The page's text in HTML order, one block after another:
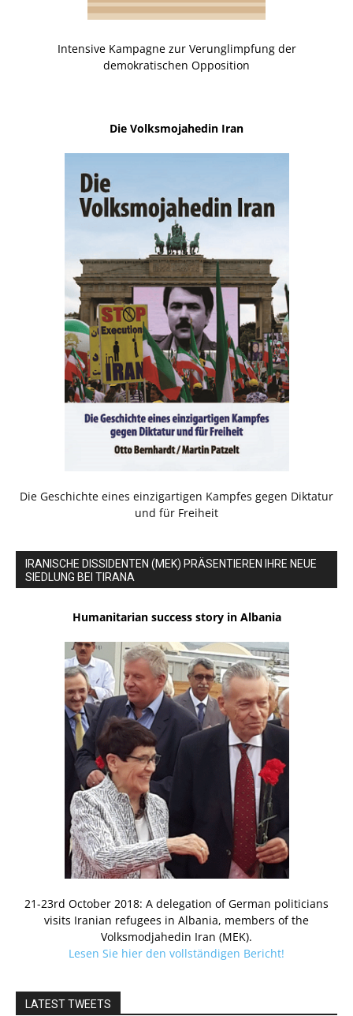
Intensive Kampagne zur Verunglimpfung der
demokratischen Opposition
Die Volksmojahedin Iran
Die Geschichte eines einzigartigen Kampfes gegen Diktatur
und für Freiheit
IRANISCHE DISSIDENTEN (MEK) PRÄSENTIEREN IHRE NEUE
SIEDLUNG BEI TIRANA
Humanitarian success story in Albania
21-23rd October 2018: A delegation of German politicians
visits Iranian refugees in Albania, members of the
Volksmodjahedin Iran (MEK).
Lesen Sie hier den vollständigen Bericht!
LATEST TWEETS